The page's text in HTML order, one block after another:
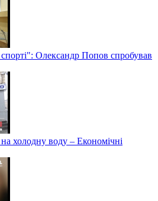
Олександр Попов спробував
холодну воду – Економічні